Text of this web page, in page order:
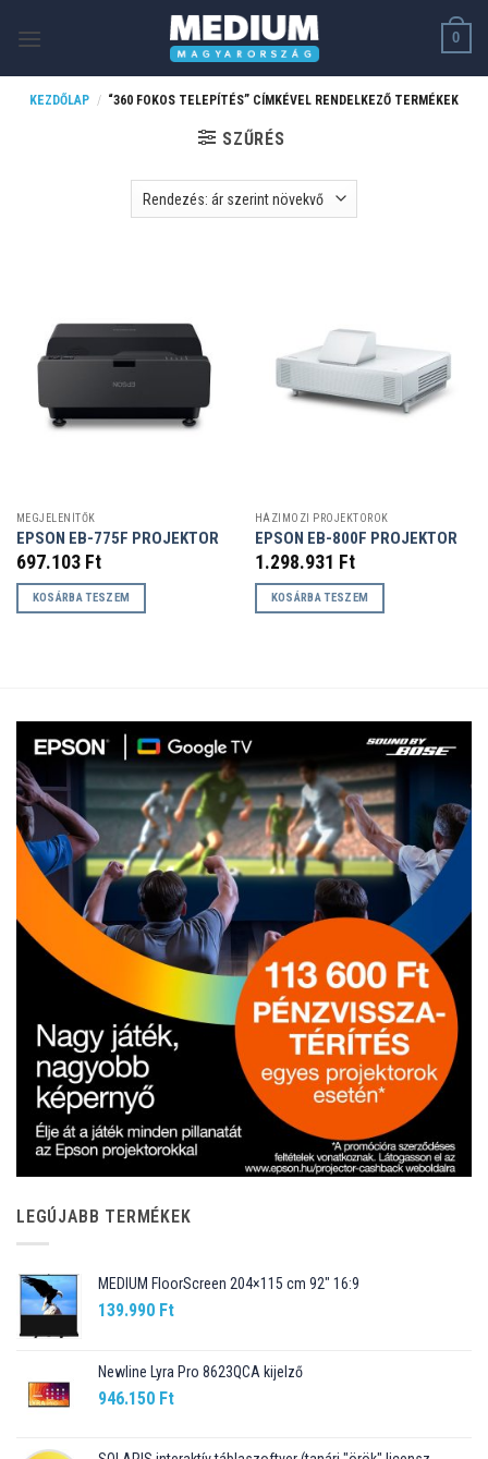
0
KEZDŐLAP / “360 FOKOS TELEPÍTÉS” CÍMKÉVEL RENDELKEZŐ TERMÉKEK
SZŰRÉS
MEGJELENÍTŐK
EPSON EB-775F PROJEKTOR
697.103 Ft
KOSÁRBA TESZEM
HÁZIMOZI PROJEKTOROK
EPSON EB-800F PROJEKTOR
1.298.931 Ft
KOSÁRBA TESZEM
LEGÚJABB TERMÉKEK
MEDIUM FloorScreen 204×115 cm 92″ 16:9
139.990 Ft
Newline Lyra Pro 8623QCA kijelző
946.150 Ft